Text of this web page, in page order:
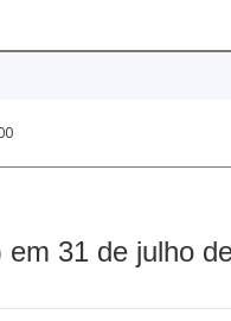
31 de julho